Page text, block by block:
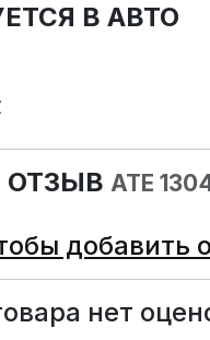
В АВТО
ОТЗЫВ ATE
добавить
нет